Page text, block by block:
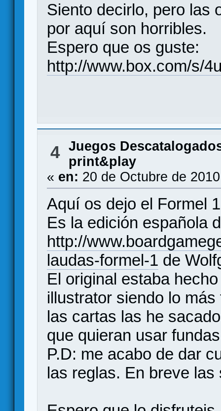
Siento decirlo, pero las
por aquí son horribles.
Espero que os guste:
http://www.box.com/s/
4 Juegos
print&play
« en: 20 de Octubre de
Aquí os dejo el Formel
Es la edición española
http://
laudas-formel-1 de
El original estaba
illustrator siendo lo
las cartas las he
que quieran usar
P.D: me acabo de dar
las reglas. En breve las